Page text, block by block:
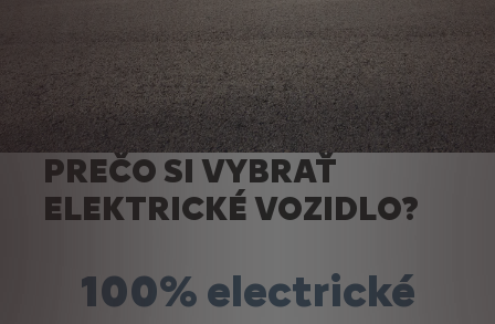
PREČO SI VYBRAŤ
ELEKTRICKÉ VOZIDLO?
100% electrické